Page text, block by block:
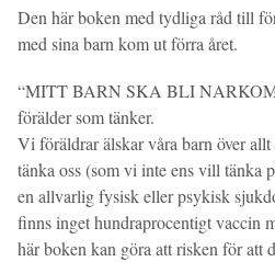
Den här boken med tydliga råd till
med sina barn kom ut förra året.
“MITT BARN SKA BLI
förälder som tänker.
Vi föräldrar älskar våra barn över
tänka oss (som vi inte ens vill tänka
en allvarlig fysisk eller psykisk
finns inget hundraprocentigt vaccin
här boken kan göra att risken för att